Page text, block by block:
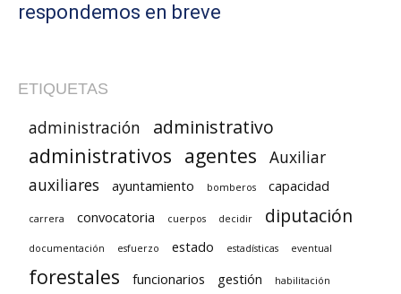
respondemos en breve
ETIQUETAS
administración administrativo
administrativos agentes
Auxiliar
auxiliares
ayuntamiento bomberos capacidad
carrera convocatoria cuerpos decidir diputación
documentación esfuerzo estado estadísticas eventual
forestales funcionarios gestión habilitación